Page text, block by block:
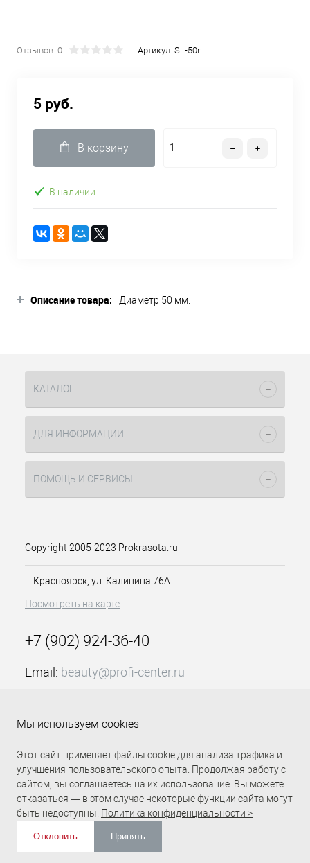
Отзывов: 0 Артикул: SL-50r
5 руб.
В корзину
В наличии
+ Описание товара: Диаметр 50 мм.
КАТАЛОГ
ДЛЯ ИНФОРМАЦИИ
ПОМОЩЬ И СЕРВИСЫ
Copyright 2005-2023 Prokrasota.ru
г. Красноярск, ул. Калинина 76А
Посмотреть на карте
+7 (902) 924-36-40
Email: beauty@profi-center.ru
Прямая связь Profi Center
Мы используем cookies
Этот сайт применяет файлы cookie для анализа трафика и
улучшения пользовательского опыта. Продолжая работу с
сайтом, вы соглашаетесь на их использование. Вы можете
отказаться — в этом случае некоторые функции сайта могут
быть недоступны. Политика конфиденциальности >
Отклонить Принять